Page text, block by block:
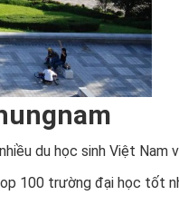
du học sinh Việt Nam
100 trường đại học tốt